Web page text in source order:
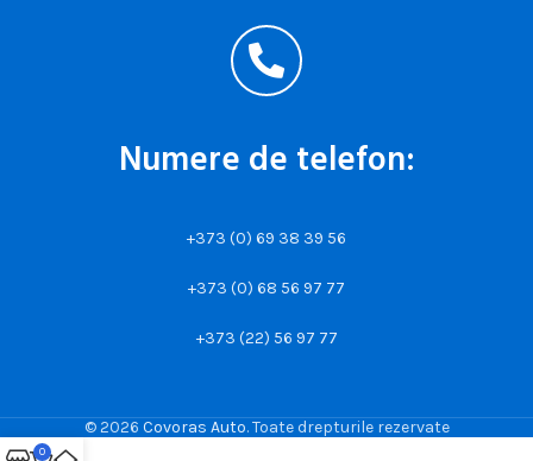
Numere de telefon:
+373 (0) 69 38 39 56
+373 (0) 68 56 97 77
+373 (22) 56 97 77
© 2026 Covoras Auto. Toate drepturile rezervate
0